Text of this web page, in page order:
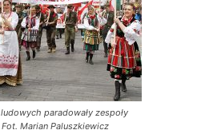
paradowały zespoły
Marian Paluszkiewicz